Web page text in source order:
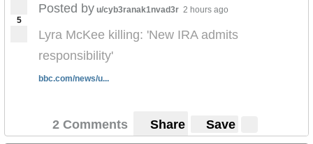
5
Posted by u/cyb3ranak1nvad3r 2 hours ago
Lyra McKee killing: 'New IRA admits
responsibility'
bbc.com/news/u...
2 Comments Share Save